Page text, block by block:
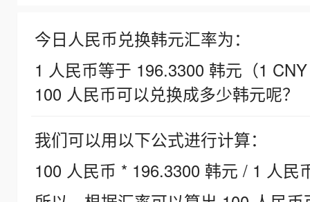
今日人民币兑换韩元汇率为：
1 人民币等于 196.3300 韩元（1
100 人民币可以兑换成多少韩元呢？
我们可以用以下公式进行计算：
100 人民币 * 196.3300 韩元 / 1 人民